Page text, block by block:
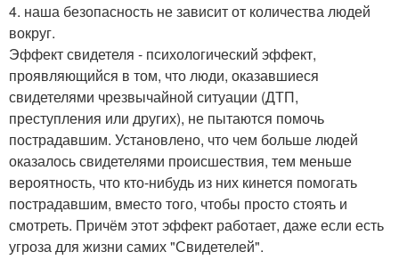
4. наша безопасность не зависит от количества людей
вокруг.
Эффект свидетеля - психологический эффект,
проявляющийся в том, что люди, оказавшиеся
свидетелями чрезвычайной ситуации (ДТП,
преступления или других), не пытаются помочь
пострадавшим. Установлено, что чем больше людей
оказалось свидетелями происшествия, тем меньше
вероятность, что кто-нибудь из них кинется помогать
пострадавшим, вместо того, чтобы просто стоять и
смотреть. Причём этот эффект работает, даже если есть
угроза для жизни самих "Свидетелей".